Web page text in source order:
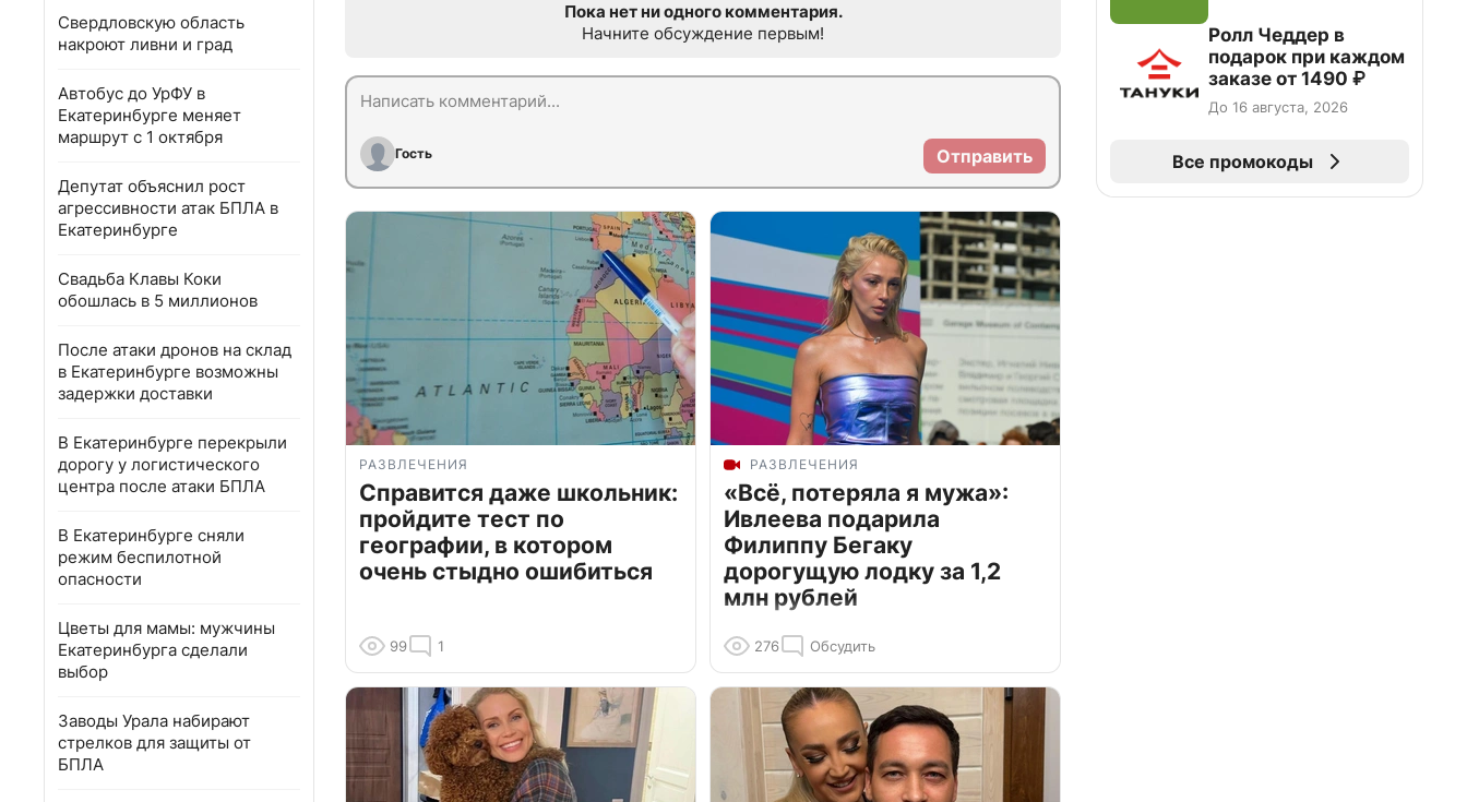
Свердловскую область
накроют ливни и град
Автобус до УрФУ в
Екатеринбурге меняет
маршрут с 1 октября
Депутат объяснил рост
агрессивности атак БПЛА в
Екатеринбурге
Свадьба Клавы Коки
обошлась в 5 миллионов
После атаки дронов на склад
в Екатеринбурге возможны
задержки доставки
В Екатеринбурге перекрыли
дорогу у логистического
центра после атаки БПЛА
В Екатеринбурге сняли
режим беспилотной
опасности
Цветы для мамы: мужчины
Екатеринбурга сделали
выбор
Заводы Урала набирают
стрелков для защиты от
БПЛА
Пока нет ни одного комментария.
Начните обсуждение первым!
Гость Отправить
РАЗВЛЕЧЕНИЯ
Справится даже школьник:
пройдите тест по
географии, в котором
очень стыдно ошибиться
99 1
РАЗВЛЕЧЕНИЯ
«Всё, потеряла я мужа»:
Ивлеева подарила
Филиппу Бегаку
дорогущую лодку за 1,2
млн рублей
276 Обсудить
Ролл Чеддер в
подарок при каждом
заказе от 1490 ₽
До 16 августа, 2026
Все промокоды